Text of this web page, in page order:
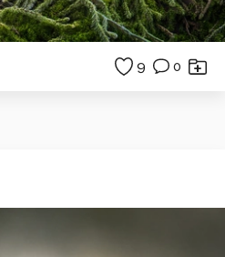
9 0